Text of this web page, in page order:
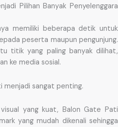
Pilihan Banyak Penyelenggara
memiliki beberapa detik untuk
peserta maupun pengunjung.
titik yang paling banyak dilihat,
ke media sosial.
menjadi sangat penting.
yang kuat, Balon Gate Pati
yang mudah dikenali sehingga